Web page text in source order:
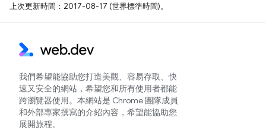
上次更新時間：2017-08-17 (世界標準時間)。
我們希望能協助您打造美觀、容易存取、快
速又安全的網站，希望您和所有使用者都能
跨瀏覽器使用。本網站是 Chrome 團隊成員
和外部專家撰寫的介紹內容，希望能協助您
展開旅程。